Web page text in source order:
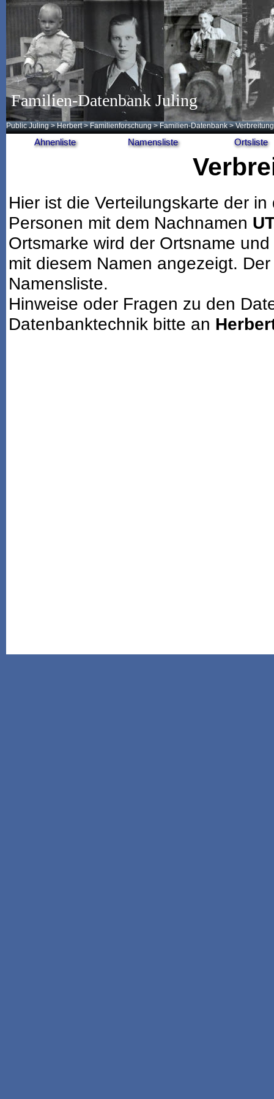
Familien-Datenbank Juling
Public Juling >Herbert >Familienforschung >Familien-Datenbank >
Ahnenliste Namensliste Ortsliste
Hier ist die Verteilungskarte der
Personen mit dem Nachnamen
Ortsmarke wird der Ortsname
mit diesem Namen angezeigt.
Namensliste.
Hinweise oder Fragen zu den
Datenbanktechnik bitte an